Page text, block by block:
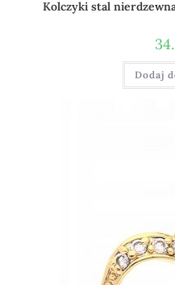
Kolczyki stal
Dodaj